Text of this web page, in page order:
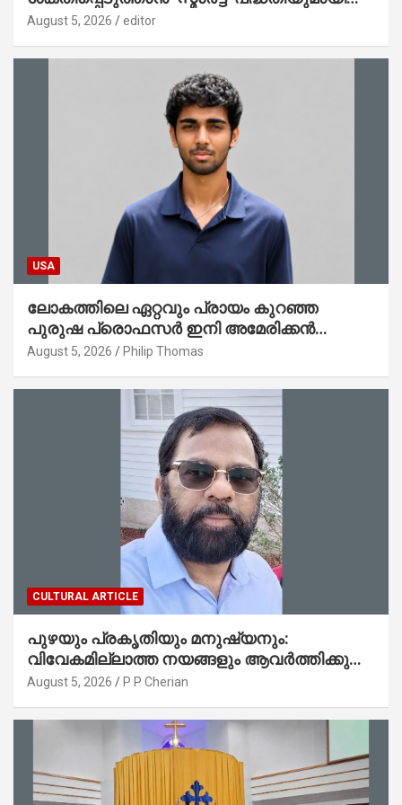
കേര; ലോഗോ മുഖ്യമന്ത്രി പ്രകാശനം
August 5, 2026 editor
USA
ലോകത്തിലെ ഏറ്റവും പ്രായം കുറഞ്ഞ
പുരുഷ പ്രൊഫസർ ഇനി അമേരിക്കൻ
മലയാളി നേഥൻ തോമസ്
August 5, 2026 Philip Thomas
CULTURAL ARTICLE
പുഴയും പ്രകൃതിയും മനുഷ്യനും:
വിവേകമില്ലാത്ത നയങ്ങളും ആവർത്തിക്കുന്ന
ദുരന്തങ്ങളും : റവ. ജെയിംസ് കെ.
August 5, 2026 P P Cherian